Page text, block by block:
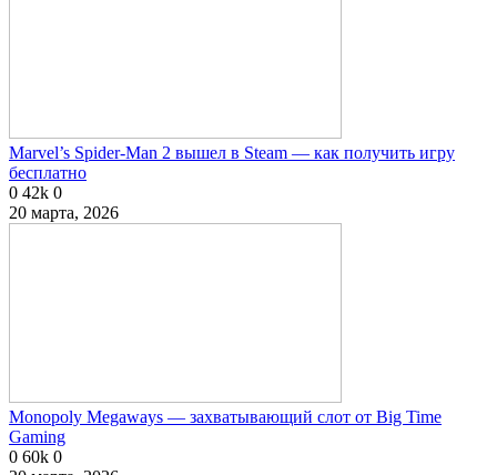
Marvel’s Spider-Man 2 вышел в Steam — как получить игру
бесплатно
0 42k 0
20 марта, 2026
Monopoly Megaways — захватывающий слот от Big Time
Gaming
0 60k 0